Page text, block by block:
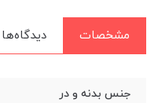
مشخصات دیدگاه‌ها
جنس بدنه و در